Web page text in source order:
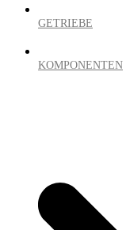
GETRIEBE
KOMPONENTEN